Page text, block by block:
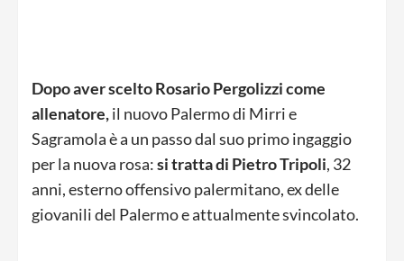
Dopo aver scelto Rosario Pergolizzi come
allenatore,il nuovo Palermo di Mirri e
Sagramola è a un passo dal suo primo ingaggio
per la nuova rosa:si tratta di Pietro Tripoli, 32
anni, esterno offensivo palermitano, ex delle
giovanili del Palermo e attualmente svincolato.